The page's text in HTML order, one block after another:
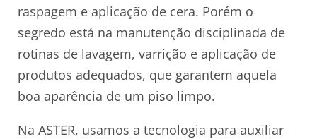
raspagem e aplicação de cera. Porém o
segredo está na manutenção disciplinada de
rotinas de lavagem, varrição e aplicação de
produtos adequados, que garantem aquela
boa aparência de um piso limpo.
Na ASTER, usamos a tecnologia para auxiliar